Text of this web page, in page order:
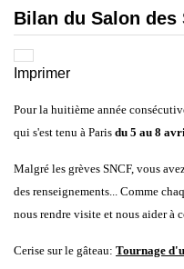
Bilan du Salon des
Imprimer
Pour la huitième année
qui s'est tenu à Paris du 5 au 8
Malgré les grèves SNCF, vous
des renseignements... Comme
nous rendre visite et nous aider à
Cerise sur le gâteau: Tournage